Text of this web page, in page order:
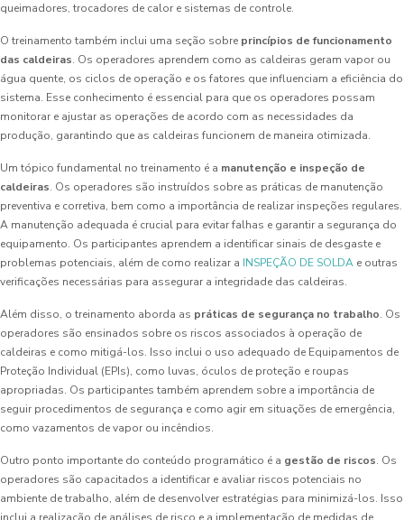
queimadores, trocadores de calor e sistemas de controle.
O treinamento também inclui uma seção sobre princípios de funcionamento
das caldeiras. Os operadores aprendem como as caldeiras geram vapor ou
água quente, os ciclos de operação e os fatores que influenciam a eficiência do
sistema. Esse conhecimento é essencial para que os operadores possam
monitorar e ajustar as operações de acordo com as necessidades da
produção, garantindo que as caldeiras funcionem de maneira otimizada.
Um tópico fundamental no treinamento é a manutenção e inspeção de
caldeiras. Os operadores são instruídos sobre as práticas de manutenção
preventiva e corretiva, bem como a importância de realizar inspeções regulares.
A manutenção adequada é crucial para evitar falhas e garantir a segurança do
equipamento. Os participantes aprendem a identificar sinais de desgaste e
problemas potenciais, além de como realizar a INSPEÇÃO DE SOLDA e outras
verificações necessárias para assegurar a integridade das caldeiras.
Além disso, o treinamento aborda as práticas de segurança no trabalho. Os
operadores são ensinados sobre os riscos associados à operação de
caldeiras e como mitigá-los. Isso inclui o uso adequado de Equipamentos de
Proteção Individual (EPIs), como luvas, óculos de proteção e roupas
apropriadas. Os participantes também aprendem sobre a importância de
seguir procedimentos de segurança e como agir em situações de emergência,
como vazamentos de vapor ou incêndios.
Outro ponto importante do conteúdo programático é a gestão de riscos. Os
operadores são capacitados a identificar e avaliar riscos potenciais no
ambiente de trabalho, além de desenvolver estratégias para minimizá-los. Isso